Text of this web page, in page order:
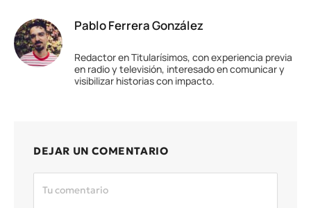
Pablo Ferrera González
Redactor en Titularísimos, con experiencia previa
en radio y televisión, interesado en comunicar y
visibilizar historias con impacto.
DEJAR UN COMENTARIO